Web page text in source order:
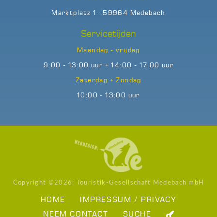
Marktplatz 1 · 59964 Medebach
Servicetijden
Maandag - vrijdag
9:00 - 13:00 uur + 14:00 - 17:00 uur
Zaterdag + Zondag
10:00 - 13:00 uur
Copyright ©2026: Touristik-Gesellschaft Medebach mbH
HOME
IMPRESSUM / PRIVACY
NEEM CONTACT
SUCHE